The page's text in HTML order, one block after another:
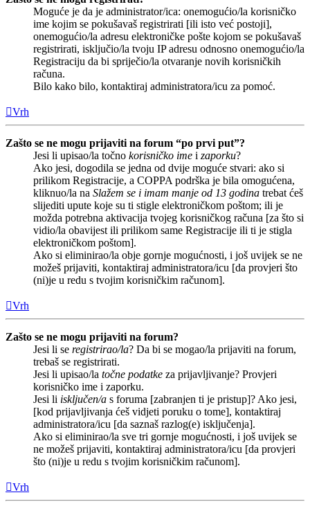
Moguće je da je administrator/ica: onemogućio/la korisničko
ime kojim se pokušavaš registrirati [ili isto već postoji],
onemogućio/la adresu elektroničke pošte kojom se pokušavaš
registrirati, isključio/la tvoju IP adresu odnosno onemogućio/la
Registraciju da bi spriječio/la otvaranje novih korisničkih
računa.
Bilo kako bilo, kontaktiraj administratora/icu za pomoć.
Vrh
Zašto se ne mogu prijaviti na forum “po prvi put”?
Jesi li upisao/la točno korisničko ime i zaporku?
Ako jesi, dogodila se jedna od dvije moguće stvari: ako si
prilikom Registracije, a COPPA podrška je bila omogućena,
kliknuo/la na Slažem se i imam manje od 13 godina trebat ćeš
slijediti upute koje su ti stigle elektroničkom poštom; ili je
možda potrebna aktivacija tvojeg korisničkog računa [za što si
vidio/la obavijest ili prilikom same Registracije ili ti je stigla
elektroničkom poštom].
Ako si eliminirao/la obje gornje mogućnosti, i još uvijek se ne
možeš prijaviti, kontaktiraj administratora/icu [da provjeri što
(ni)je u redu s tvojim korisničkim računom].
Vrh
Zašto se ne mogu prijaviti na forum?
Jesi li se registrirao/la? Da bi se mogao/la prijaviti na forum,
trebaš se registrirati.
Jesi li upisao/la točne podatke za prijavljivanje? Provjeri
korisničko ime i zaporku.
Jesi li isključen/a s foruma [zabranjen ti je pristup]? Ako jesi,
[kod prijavljivanja ćeš vidjeti poruku o tome], kontaktiraj
administratora/icu [da saznaš razlog(e) isključenja].
Ako si eliminirao/la sve tri gornje mogućnosti, i još uvijek se
ne možeš prijaviti, kontaktiraj administratora/icu [da provjeri
što (ni)je u redu s tvojim korisničkim računom].
Vrh